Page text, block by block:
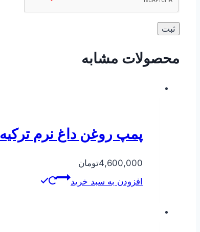
محصولات مشابه
پمپ روغن داغ نرم ترکیه Norm مدل ۲۵۰-۵۰
4,600,000تومان
افزودن به سبد خرید